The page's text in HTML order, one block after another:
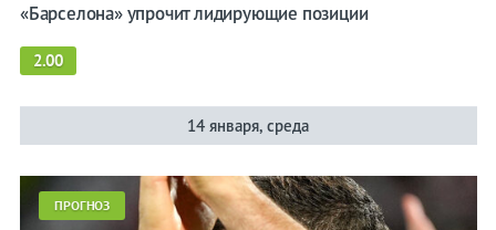
«Барселона» упрочит лидирующие позиции
2.00
14 января, среда
ПРОГНОЗ